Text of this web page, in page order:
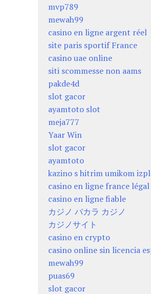
mvp789
mewah99
casino en ligne argent réel
site paris sportif France
casino uae online
siti scommesse non aams
pakde4d
slot gacor
ayamtoto slot
meja777
Yaar Win
slot gacor
ayamtoto
kazino s hitrim umikom
casino en ligne france légal
casino en ligne fiable
カジノ バカラ カジノ
カジノサイト
casino en crypto
casino online sin licencia
mewah99
puas69
slot gacor